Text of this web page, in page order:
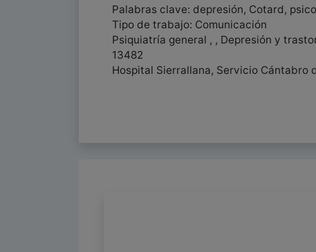
Palabras clave: depresión, Cotard,
Tipo de trabajo: Comunicación
Psiquiatría general , , Depresión y
13482
Hospital Sierrallana, Servicio Cántabro